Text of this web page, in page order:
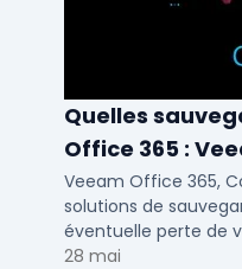
Quelles
Office 365 :
Netapp
Veeam Office 365,
solutions de
éventuelle perte de
Voici notre ...
28 mai